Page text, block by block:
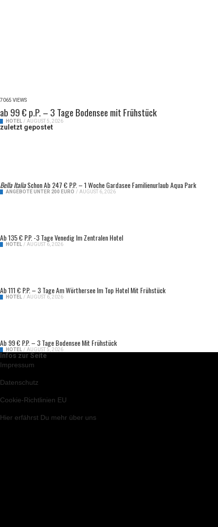
7065 VIEWS
ab 99 € p.P. – 3 Tage Bodensee mit Frühstück
HOTEL / AUGUST 5, 2026
zuletzt gepostet
Bella ItaliaSchon Ab 247 € P.P. – 1 Woche Gardasee Familienurlaub Aqua Park
ANGEBOTE UNTER 200 EURO / AUGUST 6, 2026
Ab 135 € P.P. -3 Tage Venedig Im Zentralen Hotel
HOTEL / AUGUST 6, 2026
Ab 111 € P.P. – 3 Tage Am Wörthersee Im Top Hotel Mit Frühstück
HOTEL / AUGUST 6, 2026
Ab 99 € P.P. – 3 Tage Bodensee Mit Frühstück
HOTEL / AUGUST 5, 2026
Infos zur Seite
Impressum
Datenschutz
Cookie-Richtlinien EU
Hier erfährst Du mehr über uns